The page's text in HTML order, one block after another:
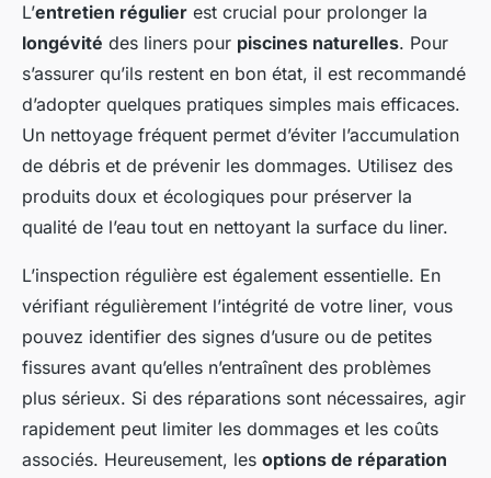
L’entretien régulier est crucial pour prolonger la
longévité des liners pour piscines naturelles. Pour
s’assurer qu’ils restent en bon état, il est recommandé
d’adopter quelques pratiques simples mais efficaces.
Un nettoyage fréquent permet d’éviter l’accumulation
de débris et de prévenir les dommages. Utilisez des
produits doux et écologiques pour préserver la
qualité de l’eau tout en nettoyant la surface du liner.
L’inspection régulière est également essentielle. En
vérifiant régulièrement l’intégrité de votre liner, vous
pouvez identifier des signes d’usure ou de petites
fissures avant qu’elles n’entraînent des problèmes
plus sérieux. Si des réparations sont nécessaires, agir
rapidement peut limiter les dommages et les coûts
associés. Heureusement, les options de réparation